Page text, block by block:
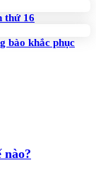
thứ 16
bào khắc phục